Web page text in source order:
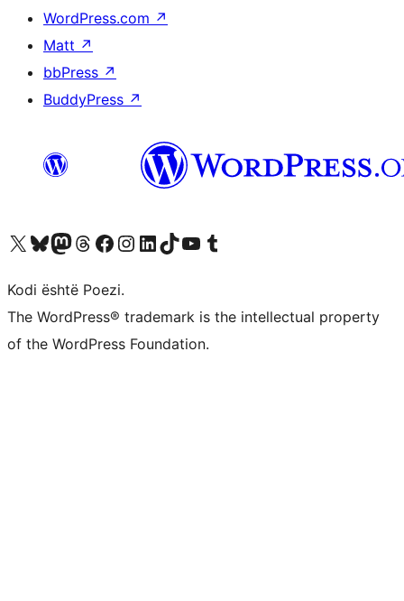
WordPress.com ↗
Matt ↗
bbPress ↗
BuddyPress ↗
Vizitoni llogarinë tonë X (ish Twitter)
Vizitoni llogarinë tonë Bluesky
Vizitoni llogarinë tonë Mastodon
Vizitoni llogarinë tonë Threads
Vizitoni faqen tonë në Facebook
Vizitoni llogarinë tonë Instagram
Vizitoni llogarinë tonë LinkedIn
Vizitoni llogarinë tonë TikTok
Vizitoni kanalin tonë YouTube
Vizitoni llogarinë tonë Tumblr
Kodi është Poezi.
The WordPress® trademark is the intellectual property
of the WordPress Foundation.